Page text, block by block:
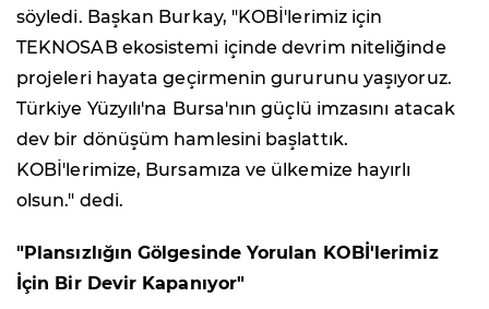
söyledi. Başkan Burkay, "KOBİ'lerimiz için
TEKNOSAB ekosistemi içinde devrim niteliğinde
projeleri hayata geçirmenin gururunu yaşıyoruz.
Türkiye Yüzyılı'na Bursa'nın güçlü imzasını atacak
dev bir dönüşüm hamlesini başlattık.
KOBİ'lerimize, Bursamıza ve ülkemize hayırlı
olsun." dedi.
"Plansızlığın Gölgesinde Yorulan KOBİ'lerimiz
İçin Bir Devir Kapanıyor"